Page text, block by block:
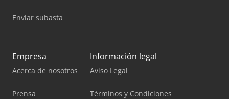
Enviar subasta
Empresa
Acerca de nosotros
Prensa
Información legal
Aviso Legal
Términos y Condiciones